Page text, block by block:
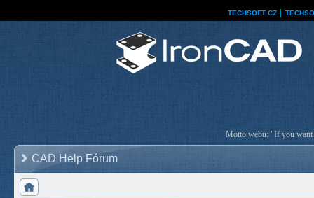
TECHSOFT CZ
Motto webu: "If you want
CAD Help Fórum